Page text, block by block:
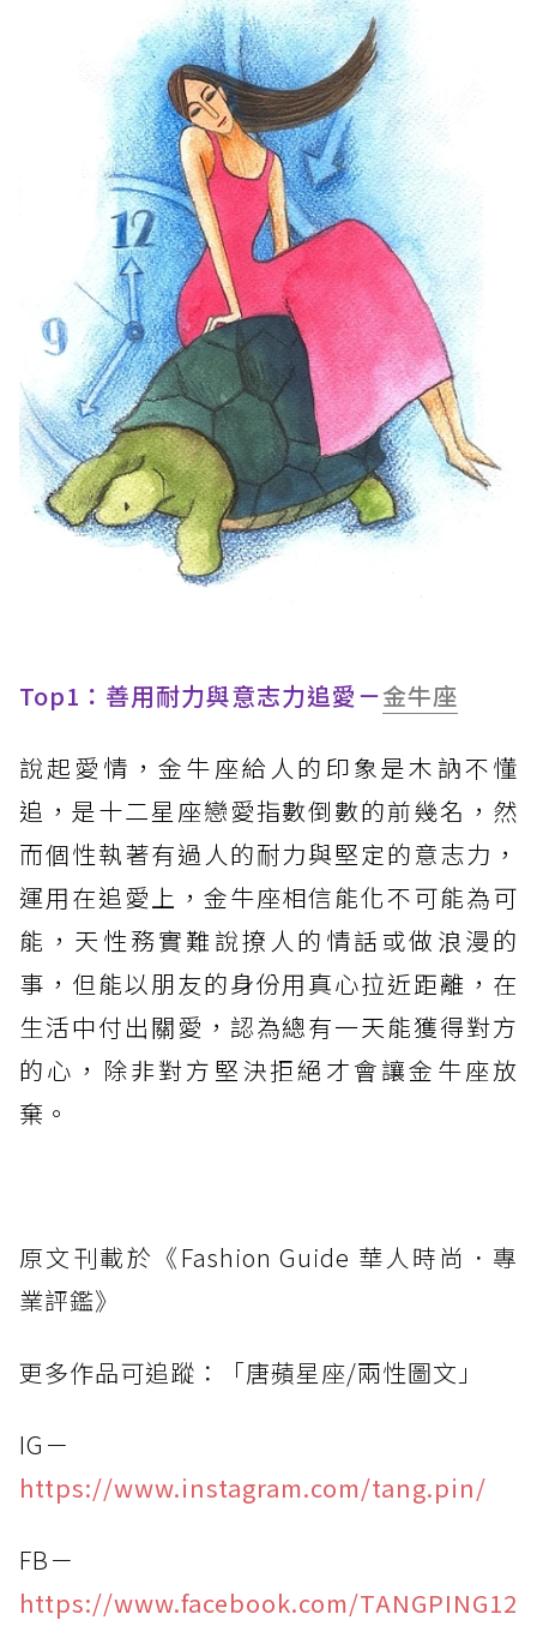
Top1：善用耐力與意志力追愛－金牛座
說起愛情，金牛座給人的印象是木訥不懂
追，是十二星座戀愛指數倒數的前幾名，然
而個性執著有過人的耐力與堅定的意志力，
運用在追愛上，金牛座相信能化不可能為可
能，天性務實難說撩人的情話或做浪漫的
事，但能以朋友的身份用真心拉近距離，在
生活中付出關愛，認為總有一天能獲得對方
的心，除非對方堅決拒絕才會讓金牛座放
棄。
原文刊載於《Fashion Guide 華人時尚．專
業評鑑》
更多作品可追蹤：「唐蘋星座/兩性圖文」
IG－
https://www.instagram.com/tang.pin/
FB－
https://www.facebook.com/TANGPING12